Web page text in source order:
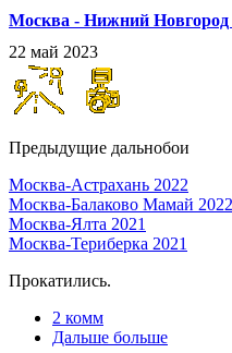
Москва - Нижний
22 май 2023
Предыдущие дальнобои
Москва-Астрахань 2022
Москва-Балаково Мамай 2022
Москва-Ялта 2021
Москва-Териберка 2021
Прокатились.
2 комм
Дальше больше